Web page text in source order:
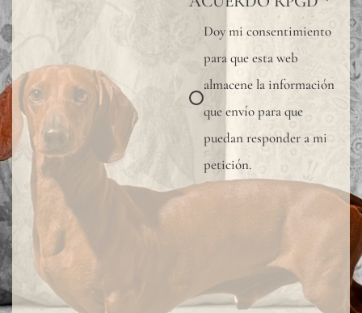
Doy mi consentimiento
para que esta web
almacene la información
que envío para que
puedan responder a mi
petición.